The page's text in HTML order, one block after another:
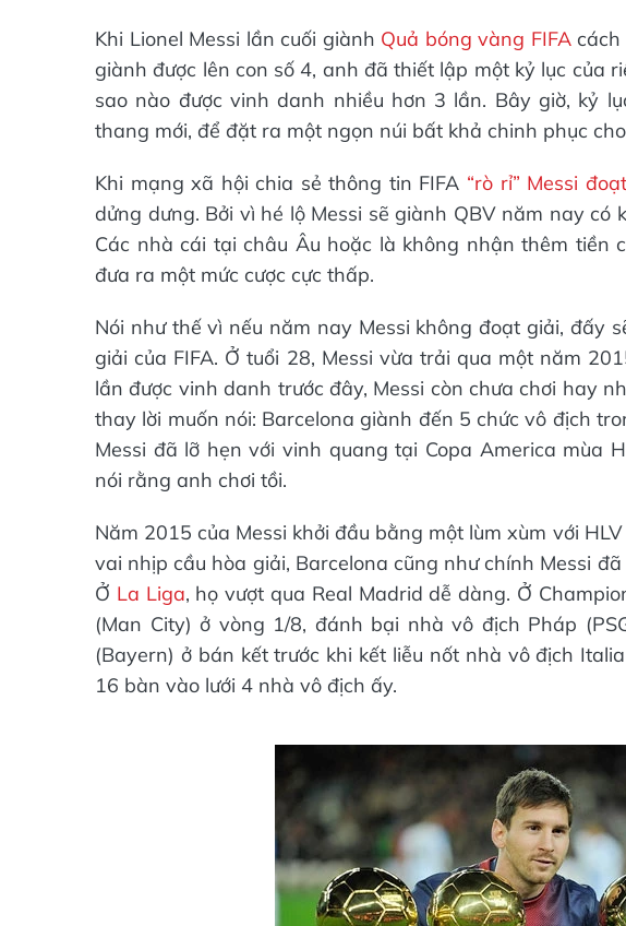
Khi Lionel Messi lần cuối giành Quả bóng vàng FIFAcách
giành được lên con số 4, anh đã thiết lập một kỷ lục của
sao nào được vinh danh nhiều hơn 3 lần. Bây giờ, kỷ
thang mới, để đặt ra một ngọn núi bất khả chinh phục
Khi mạng xã hội chia sẻ thông tin FIFA “rò rỉ” Messi
dửng dưng. Bởi vì hé lộ Messi sẽ giành QBV năm nay có
Các nhà cái tại châu Âu hoặc là không nhận thêm tiền
đưa ra một mức cược cực thấp.
Nói như thế vì nếu năm nay Messi không đoạt giải, đấy
giải của FIFA. Ở tuổi 28, Messi vừa trải qua một năm
lần được vinh danh trước đây, Messi còn chưa chơi hay
thay lời muốn nói: Barcelona giành đến 5 chức vô địch
Messi đã lỡ hẹn với vinh quang tại Copa America mùa
nói rằng anh chơi tồi.
Năm 2015 của Messi khởi đầu bằng một lùm xùm với
vai nhịp cầu hòa giải, Barcelona cũng như chính Messi
Ở La Liga, họ vượt qua Real Madrid dễ dàng. Ở
(Man City) ở vòng 1/8, đánh bại nhà vô địch Pháp
(Bayern) ở bán kết trước khi kết liễu nốt nhà vô địch
16 bàn vào lưới 4 nhà vô địch ấy.